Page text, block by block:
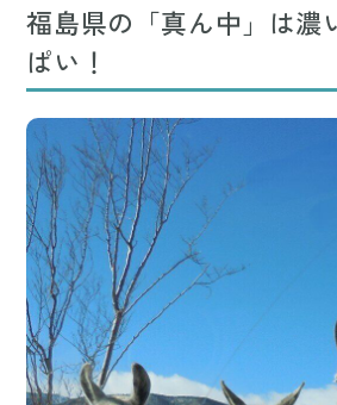
福島県の「真ん中」は濃
ぱい！